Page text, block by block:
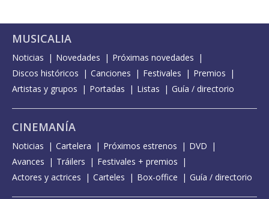
MUSICALIA
Noticias Novedades
Próximas novedades
Discos históricos
Canciones Festivales
Premios
Artistas y grupos
Portadas Listas Guía / directorio
CINEMANÍA
Noticias Cartelera Próximos estrenos
DVD
Avances
Tráilers
Festivales + premios
Actores y actrices
Carteles Box-office Guía / directorio